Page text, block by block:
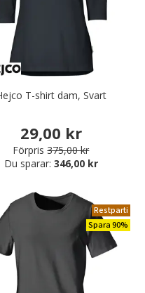
T-shirt dam, Svart
29,00 kr
Förpris 375,00 kr
Du sparar: 346,00 kr
Restparti
Spara 90%